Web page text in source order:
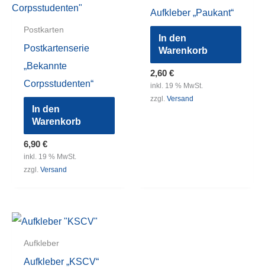
Postkarten
Postkartenserie
„Bekannte
Corpsstudenten“
In den
Warenkorb
6,90 €
inkl. 19 % MwSt.
zzgl. Versand
Aufkleber „Paukant“
In den
Warenkorb
2,60 €
inkl. 19 % MwSt.
zzgl. Versand
Aufkleber
Aufkleber „KSCV“